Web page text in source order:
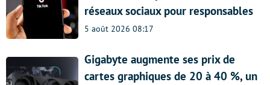
réseaux sociaux pour responsables
5 août 2026 08:17
Gigabyte augmente ses prix de
cartes graphiques de 20 à 40 %, un